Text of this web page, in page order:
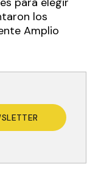
los
Amplio